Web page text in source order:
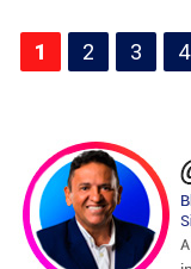
Paginação
de
1 2 3 4